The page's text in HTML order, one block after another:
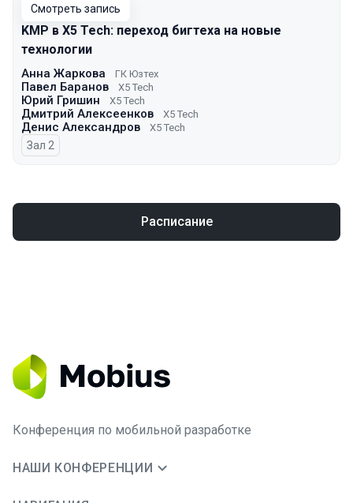
Смотреть запись
KMP в X5 Tech: переход бигтеха на новые
технологии
Анна Жаркова ГК Юзтех
Павел Баранов X5 Tech
Юрий Гришин X5 Tech
Дмитрий Алексеенков X5 Tech
Денис Александров X5 Tech
Зал 2
Расписание
Конференция по мобильной разработке
НАШИ КОНФЕРЕНЦИИ